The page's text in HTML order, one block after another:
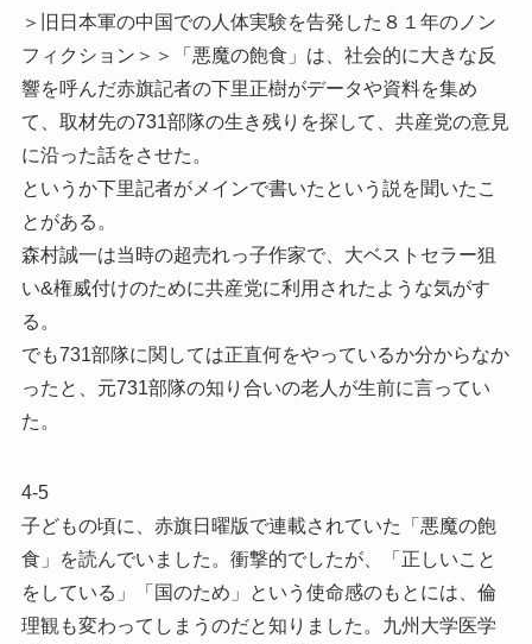
＞旧日本軍の中国での人体実験を告発した８１年のノン
フィクション＞＞「悪魔の飽食」は、社会的に大きな反
響を呼んだ赤旗記者の下里正樹がデータや資料を集め
て、取材先の731部隊の生き残りを探して、共産党の意見
に沿った話をさせた。
というか下里記者がメインで書いたという説を聞いたこ
とがある。
森村誠一は当時の超売れっ子作家で、大ベストセラー狙
い&権威付けのために共産党に利用されたような気がす
る。
でも731部隊に関しては正直何をやっているか分からなか
ったと、元731部隊の知り合いの老人が生前に言ってい
た。
4-5
子どもの頃に、赤旗日曜版で連載されていた「悪魔の飽
食」を読んでいました。衝撃的でしたが、「正しいこと
をしている」「国のため」という使命感のもとには、倫
理観も変わってしまうのだと知りました。九州大学医学